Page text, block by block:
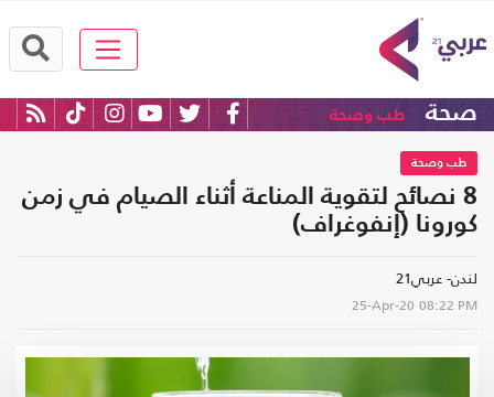
صحة طب وصحة
طب وصحة
8 نصائح لتقوية المناعة أثناء الصيام في زمن
كورونا (إنفوغراف)
لندن- عربي21
25-Apr-20 08:22 PM